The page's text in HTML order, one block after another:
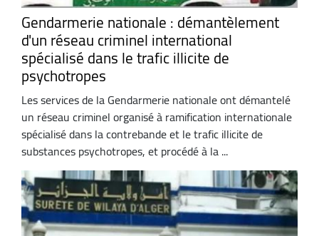
Gendarmerie nationale : démantèlement
d'un réseau criminel international
spécialisé dans le trafic illicite de
psychotropes
Les services de la Gendarmerie nationale ont démantelé
un réseau criminel organisé à ramification internationale
spécialisé dans la contrebande et le trafic illicite de
substances psychotropes, et procédé à la ...